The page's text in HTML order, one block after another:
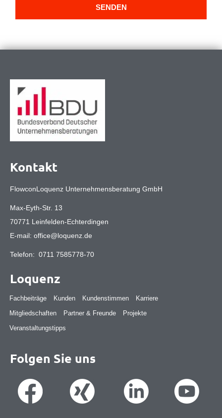
SENDEN
Kontakt
FlowconLoquenz Unternehmensberatung GmbH
Max-Eyth-Str. 13
70771 Leinfelden-Echterdingen
E-mail: office@loquenz.de
Telefon: 0711 7585778-70
Loquenz
Fachbeiträge Kunden Kundenstimmen
Karriere
Mitgliedschaften
Partner & Freunde
Projekte
Veranstaltungstipps
Folgen Sie uns